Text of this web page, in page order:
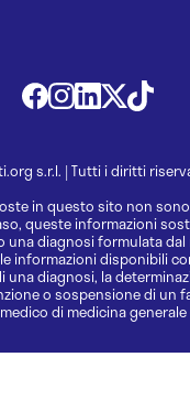
s.r.l. | Tutti i diritti
in questo sito non
queste informazioni
una diagnosi formulata dal
informazioni disponibili
una diagnosi, la
o sospensione di un
di medicina